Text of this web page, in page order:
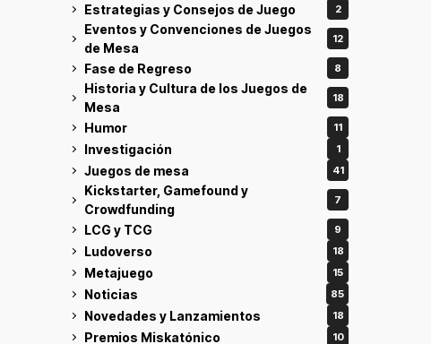
Estrategias y Consejos de Juego 2
Eventos y Convenciones de Juegos
de Mesa
12
Fase de Regreso 8
Historia y Cultura de los Juegos de
Mesa
18
Humor 11
Investigación 1
Juegos de mesa 41
Kickstarter, Gamefound y
Crowdfunding
7
LCG y TCG 9
Ludoverso 18
Metajuego 15
Noticias 85
Novedades y Lanzamientos 18
Premios Miskatónico 10